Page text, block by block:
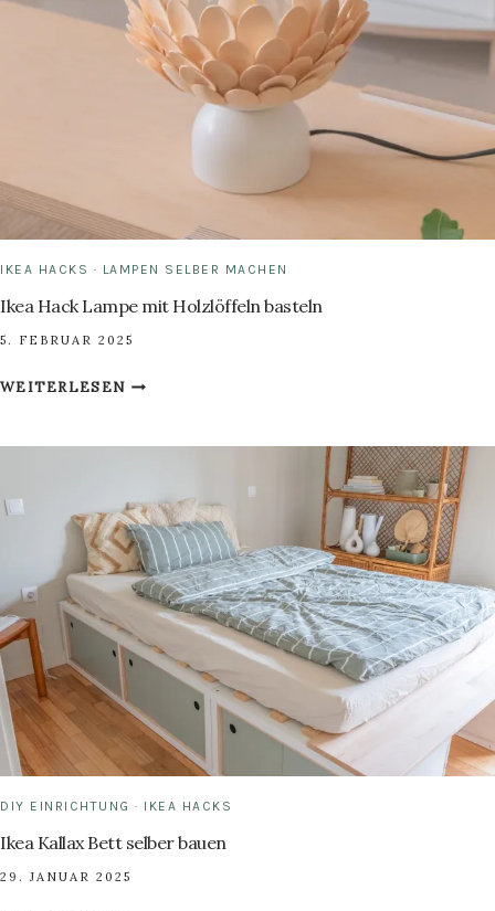
LOOK
IKEA HACKS · LAMPEN SELBER MACHEN
Ikea Hack Lampe mit Holzlöffeln basteln
5. FEBRUAR 2025
WEITERLESENIKEA
HOLZLÖFFELN
BASTELN
DIY EINRICHTUNG · IKEA HACKS
Ikea Kallax Bett selber bauen
29. JANUAR 2025